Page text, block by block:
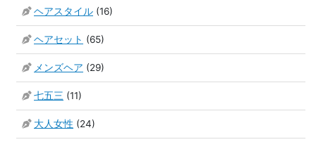
ヘアスタイル (16)
ヘアセット (65)
メンズヘア (29)
七五三 (11)
大人女性 (24)